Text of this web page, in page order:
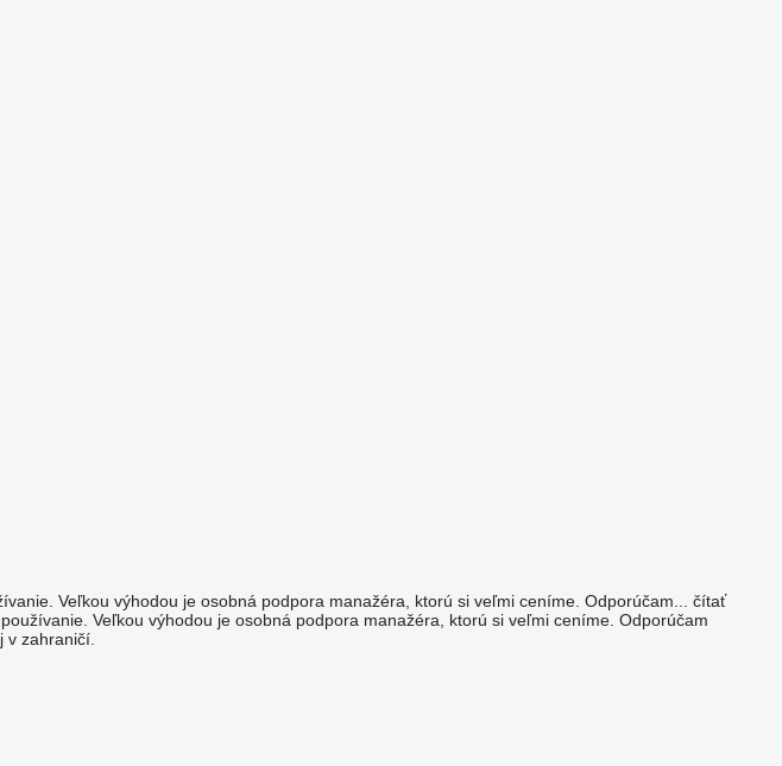
Veľkou výhodou je osobná podpora manažéra, ktorú si veľmi ceníme. Odporúčam... čítať
Veľkou výhodou je osobná podpora manažéra, ktorú si veľmi ceníme. Odporúčam
v zahraničí.